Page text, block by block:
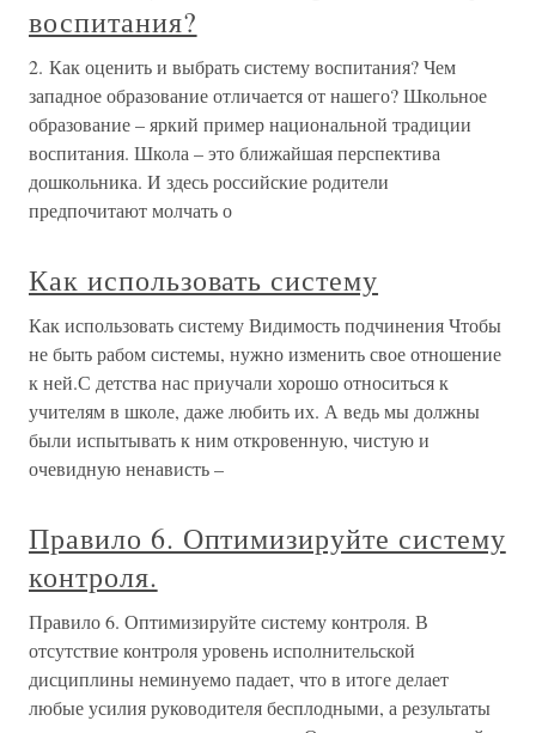
воспитания?
2. Как оценить и выбрать систему воспитания? Чем
западное образование отличается от нашего? Школьное
образование – яркий пример национальной традиции
воспитания. Школа – это ближайшая перспектива
дошкольника. И здесь российские родители
предпочитают молчать о
Как использовать систему
Как использовать систему Видимость подчинения Чтобы
не быть рабом системы, нужно изменить свое отношение
к ней.С детства нас приучали хорошо относиться к
учителям в школе, даже любить их. А ведь мы должны
были испытывать к ним откровенную, чистую и
очевидную ненависть –
Правило 6. Оптимизируйте систему
контроля.
Правило 6. Оптимизируйте систему контроля. В
отсутствие контроля уровень исполнительской
дисциплины неминуемо падает, что в итоге делает
любые усилия руководителя бесплодными, а результаты